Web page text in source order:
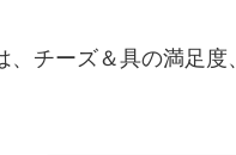
、チーズ＆具の満足